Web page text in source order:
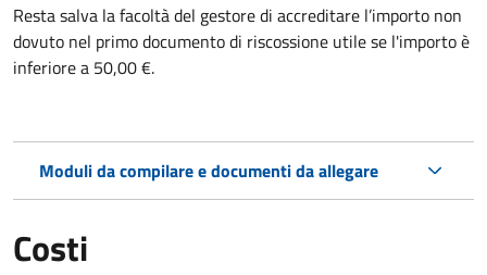
Resta salva la facoltà del gestore di accreditare l’importo non
dovuto nel primo documento di riscossione utile se l'importo è
inferiore a 50,00 €.
Moduli da compilare e documenti da allegare
Costi